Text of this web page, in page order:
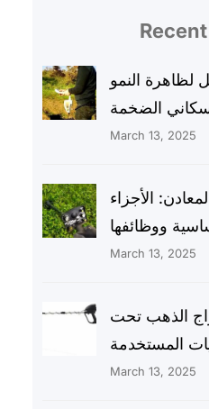
لظاهرة النمو
الضخمة
March 13, 2025
الأجزاء
ووظائفها
March 13, 2025
الذهب تحت
المستخدمة
March 13, 2025